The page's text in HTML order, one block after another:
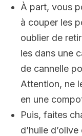
À part, vous
à couper les
oublier de
les dans une
de cannelle
Attention, ne
en une
Puis, faites
d’huile